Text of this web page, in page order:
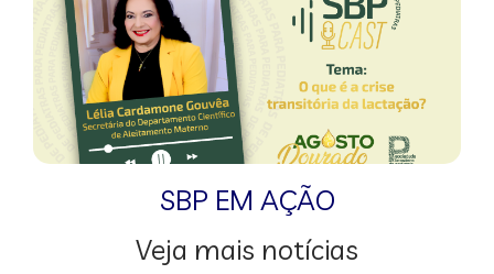
SBP EM AÇÃO
Veja mais notícias